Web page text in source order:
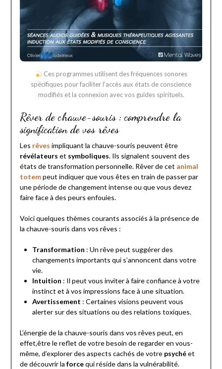
Ces programmes utilisent des fréquences sonores
spécifiques pour faciliter l'accès aux états de conscience
modifiés et la connexion avec vos guides spirituels.
Rêver de chauve-souris : comprendre la
signification de vos rêves
Les rêves impliquant la chauve-souris peuvent être
révélateurs et symboliques. Ils signalent souvent des
états de transformation personnelle. Rêver de cet animal
totempeut indiquer que vous êtes en train de passer par
une période de changement intense ou que vous devez
faire face à des peurs enfouies.
Voici quelques thèmes courants associés à la présence de
la chauve-souris dans vos rêves :
Transformation : Un rêve peut suggérer des
changements importants qui s’annoncent dans votre
vie.
Intuition : Il peut vous inviter à faire confiance à votre
instinct et à vos impressions face à une situation.
Avertissement : Certaines visions peuvent vous
alerter sur des situations ou des relations toxiques.
L’énergie de la chauve-souris dans vos rêves peut, en
effet,être le reflet de votre besoin de regarder en vous-
même, d’explorer des aspects cachés de votre psychéet
de découvrir la forcequi réside dans la vulnérabilité.